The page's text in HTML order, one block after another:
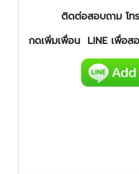
ติดต่อสอบถาม โท
กดเพิ่มเพื่อน LINE เพื่อส